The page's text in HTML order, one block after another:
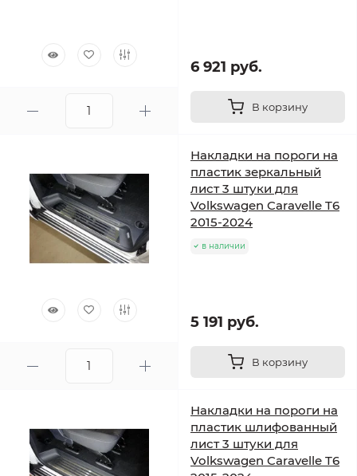
6 921 руб.
В корзину
Накладки на пороги на
пластик зеркальный
лист 3 штуки для
Volkswagen Caravelle T6
2015-2024
в наличии
5 191 руб.
В корзину
Накладки на пороги на
пластик шлифованный
лист 3 штуки для
Volkswagen Caravelle T6